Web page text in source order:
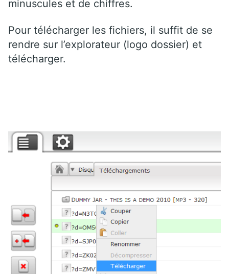
minuscules et de chiffres.
Pour télécharger les fichiers, il suffit de se
rendre sur l’explorateur (logo dossier) et
télécharger.